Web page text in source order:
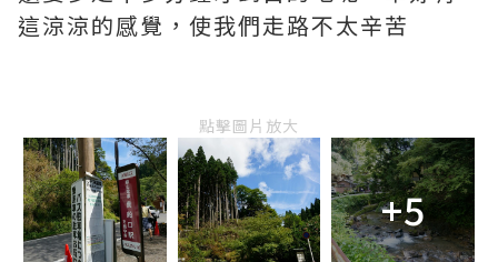
這涼涼的感覺，使我們走路不太辛苦
點擊圖片放大
+5